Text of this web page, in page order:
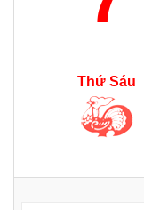
Thứ Sáu